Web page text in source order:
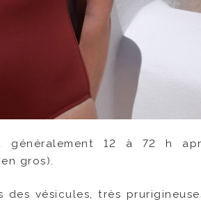
généralement 12 à 72 h
gros).
vésicules, très